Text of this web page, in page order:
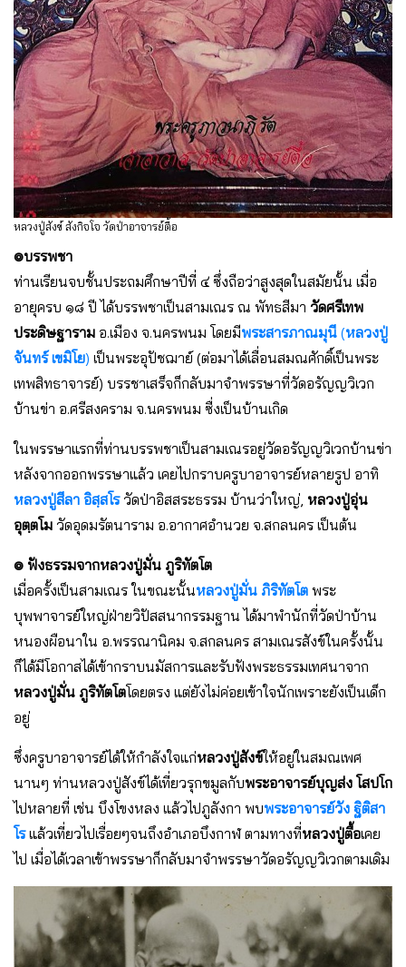
หลวงปู่สังข์ สังกิจโจ วัดป่าอาจารย์ตื้อ
๏บรรพชา
ท่านเรียนจบชั้นประถมศึกษาปีที่ ๔ ซึ่งถือว่าสูงสุดในสมัยนั้น เมื่อ
อายุครบ ๑๘ ปี ได้บรรพชาเป็นสามเณร ณ พัทธสีมา วัดศรีเทพ
ประดิษฐาราม อ.เมือง จ.นครพนม โดยมีพระสารภาณมุนี (หลวงปู่
จันทร์ เขมิโย) เป็นพระอุปัชฌาย์ (ต่อมาได้เลื่อนสมณศักดิ์เป็นพระ
เทพสิทธาจารย์) บรรชาเสร็จก็กลับมาจำพรรษาที่วัดอรัญญวิเวก
บ้านข่า อ.ศรีสงคราม จ.นครพนม ซื่งเป็นบ้านเกิด
ในพรรษาแรกที่ท่านบรรพชาเป็นสามเณรอยู่วัดอรัญญวิเวกบ้านข่า
หลังจากออกพรรษาแล้ว เคยไปกราบครูบาอาจารย์หลายรูป อาทิ
หลวงปู่สีลา อิสฺสโรวัดป่าอิสสระธรรม บ้านว่าใหญ่, หลวงปู่อุ่น
อุตฺตโม วัดอุดมรัตนาราม อ.อากาศอำนวย จ.สกลนคร เป็นต้น
๏ ฟังธรรมจากหลวงปู่มั่น ภูริทัตโต
เมื่อครั้งเป็นสามเณร ในขณะนั้นหลวงปู่มั่น ภิริทัตโต พระ
บุพพาจารย์ใหญ่ฝ่ายวิปัสสนากรรมฐาน ได้มาพำนักที่วัดป่าบ้าน
หนองผือนาใน อ.พรรณานิคม จ.สกลนคร สามเณรสังข์ในครั้งนั้น
ก็ได้มีโอกาสได้เข้ากราบนมัสการและรับฟังพระธรรมเทศนาจาก
หลวงปู่มั่น ภูริทัตโตโดยตรง แต่ยังไม่ค่อยเข้าใจนักเพราะยังเป็นเด็ก
อยู่
ซึ่งครูบาอาจารย์ได้ให้กำลังใจแก่หลวงปู่สังข์ให้อยู่ในสมณเพศ
นานๆ ท่านหลวงปู่สังข์ได้เที่ยวรุกขมูลกับพระอาจารย์บุญส่ง โสปโก
ไปหลายที่ เช่น บึงโขงหลง แล้วไปภูลังกา พบพระอาจารย์วัง ฐิติสา
โรแล้วเที่ยวไปเรื่อยๆจนถึงอำเภอบึงกาฬ ตามทางที่หลวงปู่ตื้อเคย
ไป เมื่อได้เวลาเข้าพรรษาก็กลับมาจำพรรษาวัดอรัญญวิเวกตามเดิม